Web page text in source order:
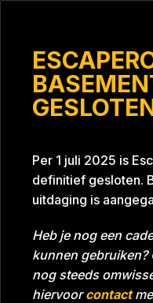
Per 1 juli 2025 is
definitief gesloten.
uitdaging is
Heb je nog een
kunnen gebruiken?
nog steeds
hiervoorcontact
Tijd 01:05:26
Room